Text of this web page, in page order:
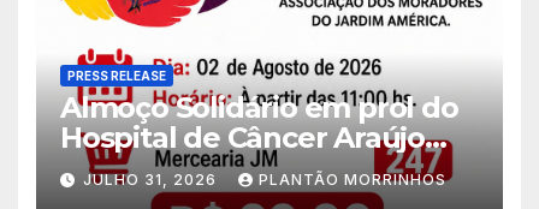
PRESS RELEASE
Almoço Solidário em prol do
Hospital de Câncer Araújo
Jorge é realizado no Jardim
América
JULHO 31, 2026 PLANTÃO MORRINHOS